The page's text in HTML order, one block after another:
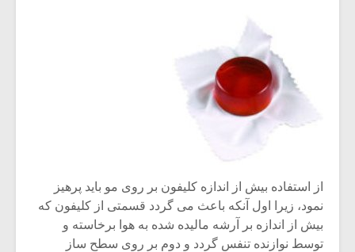
از استفاده بیش از اندازه کلیفون بر روی مو باید پرهیز
نمود، زیرا اول آنکه باعث می گردد قسمتی از کلیفون که
بیش از اندازه بر آرشه مالیده شده به هوا برخاسته و
توسط نوازنده تنفس گردد و دوم بر روی سطح ساز
اگر نمی توانی
مشهورترین باشی،
بدنام ترین باش